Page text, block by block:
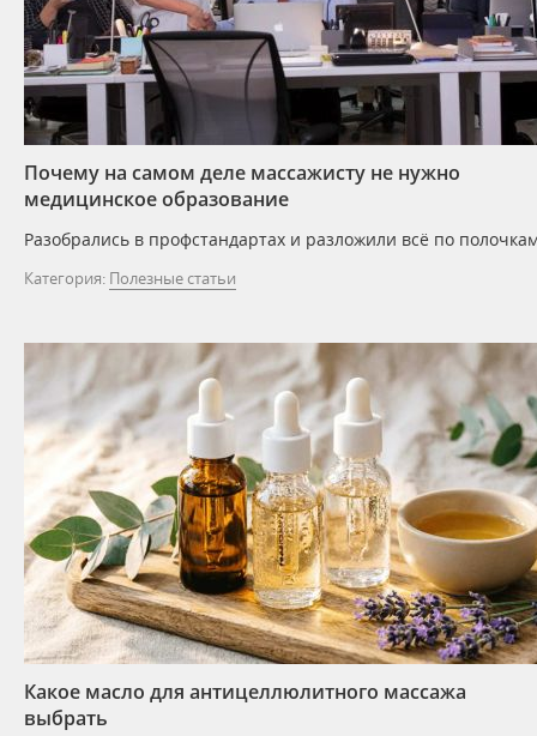
Почему на самом деле массажисту не нужно
медицинское образование
Разобрались в профстандартах и разложили всё по
Категория: Полезные статьи
Какое масло для антицеллюлитного массажа
выбрать